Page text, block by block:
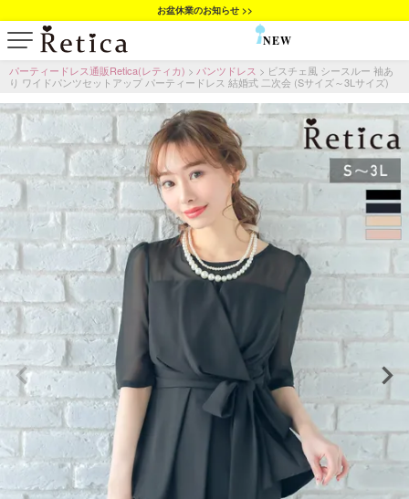
お盆休業のお知らせ >>
NEW
パーティードレス通販Retica(レティカ) パンツドレス
ビスチェ風 シースルー 袖あ
り ワイドパンツセットアップ パーティードレス 結婚式 二次会 (Sサイズ～3Lサイズ)